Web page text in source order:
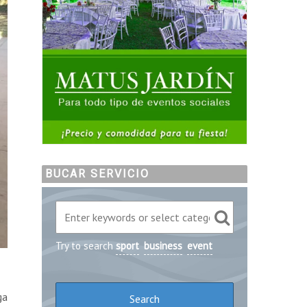
BUCAR SERVICIO
Try to search sport business event